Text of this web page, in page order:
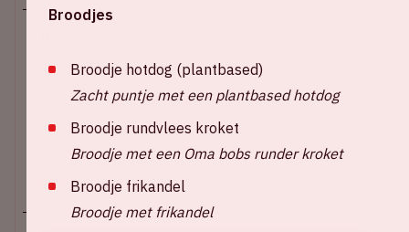
Show start: 21:00 uur
Verwacht einde: 06:00 uur*
*Tijdens dit event gaat de wintertijd in. AMF eindigt
om 05:00 uur (nieuwe tijd).
+ Voeg toe aan agenda
Broodjes
Broodje hotdog (plantbased)
Zacht puntje met een plantbased hotdog
Broodje rundvlees kroket
Broodje met een Oma bobs runder kroket
Broodje frikandel
Broodje met frikandel